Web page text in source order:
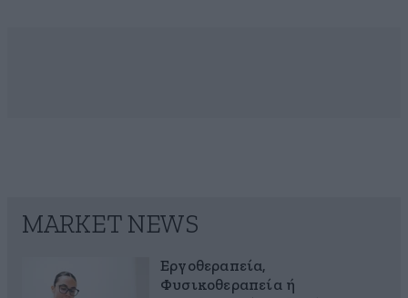
MARKET NEWS
Εργοθεραπεία,
Φυσικοθεραπεία ή